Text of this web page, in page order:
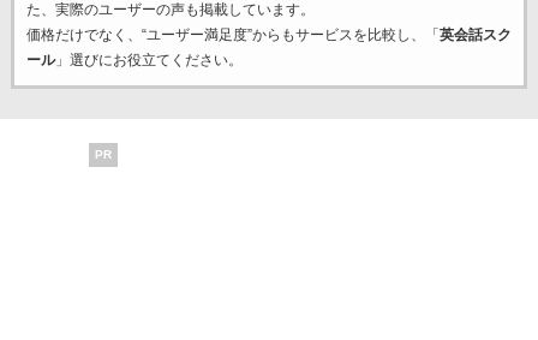
た、実際のユーザーの声も掲載しています。
価格だけでなく、“ユーザー満足度”からもサービスを比較し、「 英会話スク
ール」選びにお役立てください。
PR